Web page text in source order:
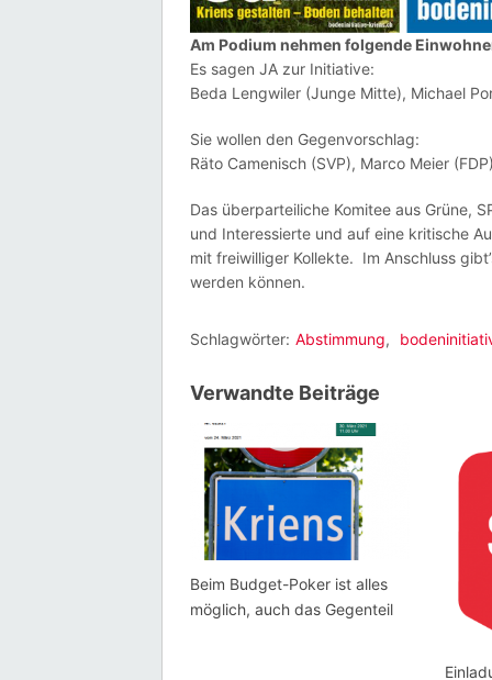
Am Podium nehmen folgende
Es sagen JA zur Initiative:
Beda Lengwiler (Junge Mitte), Michael
Sie wollen den Gegenvorschlag:
Räto Camenisch (SVP), Marco Meier
Das überparteiliche Komitee aus Grüne,
und Interessierte und auf eine kritische
mit freiwilliger Kollekte. Im Anschluss
werden können.
Schlagwörter: Abstimmung,
Verwandte Beiträge
Beim Budget-Poker ist alles
möglich, auch das Gegenteil